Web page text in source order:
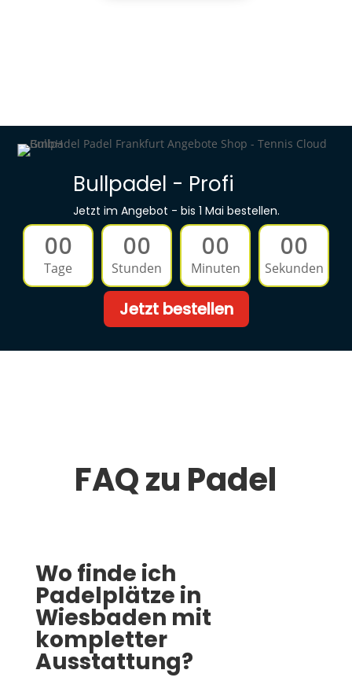
Bullpadel - Profi
Jetzt im Angebot - bis 1 Mai bestellen.
00
Tage
00
Stunden
00
Minuten
00
Sekunden
Jetzt bestellen
FAQ zu Padel
Wo finde ich
Padelplätze in
Wiesbaden mit
kompletter
Ausstattung?